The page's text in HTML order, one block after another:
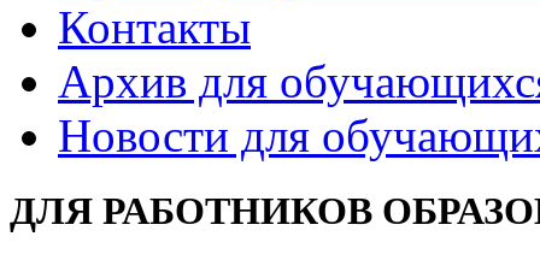
Контакты
Архив для
Новости для
ДЛЯ РАБОТНИКОВ